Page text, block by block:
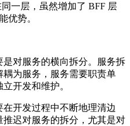
一层，虽然增加了 BFF 层
优势。
对服务的横向拆分。服务拆
为服务，服务需要职责单
开发和维护。
开发过程中不断地理清边
迟对服务的拆分，尤其是对